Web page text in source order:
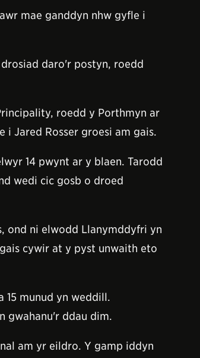
mae ganddyn nhw gyfle i
daro'r postyn, roedd
roedd y Porthmyn ar
Jared Rosser groesi am gais.
14 pwynt ar y blaen. Tarodd
wedi cic gosb o droed
ond ni elwodd Llanymddyfri yn
cywir at y pyst unwaith eto
15 munud yn weddill.
gwahanu'r ddau dim.
am yr eildro. Y gamp iddyn